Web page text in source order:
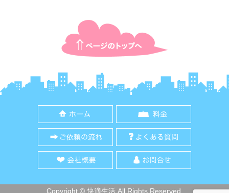
ご依頼の流れ
会社概要
Copyright © 快適生活 All Rights Reserved.